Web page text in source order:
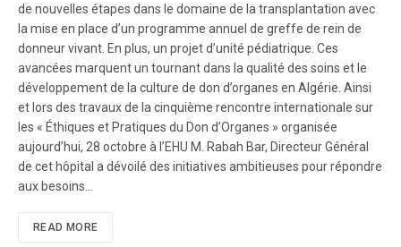
de nouvelles étapes dans le domaine de la transplantation avec
la mise en place d’un programme annuel de greffe de rein de
donneur vivant. En plus, un projet d’unité pédiatrique. Ces
avancées marquent un tournant dans la qualité des soins et le
développement de la culture de don d’organes en Algérie. Ainsi
et lors des travaux de la cinquième rencontre internationale sur
les « Éthiques et Pratiques du Don d’Organes » organisée
aujourd’hui, 28 octobre à l’EHU M. Rabah Bar, Directeur Général
de cet hôpital a dévoilé des initiatives ambitieuses pour répondre
aux besoins…
READ MORE